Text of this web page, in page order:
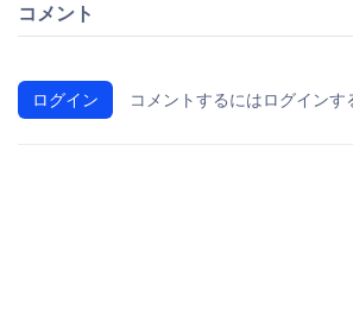
コメント
ログイン コメントするにはログインす